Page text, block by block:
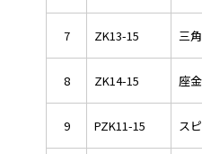
7 ZK13-15 三
8 ZK14-15 座金
9 PZK11-15 ス